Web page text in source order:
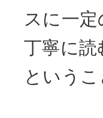
スに一
丁寧に
というこ